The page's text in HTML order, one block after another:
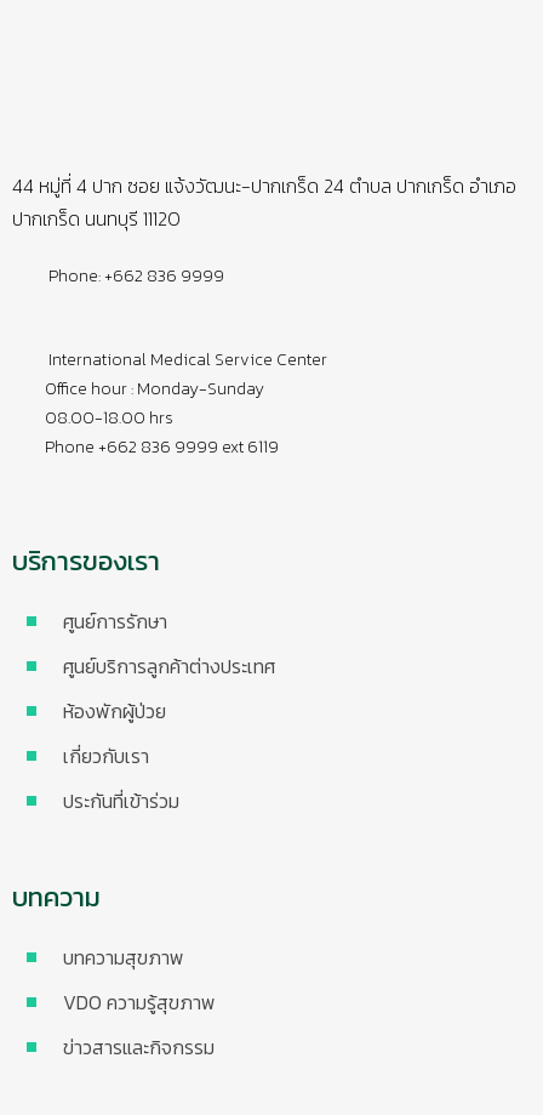
44 หมู่ที่ 4 ปาก ซอย แจ้งวัฒนะ-ปากเกร็ด 24 ตำบล ปากเกร็ด อำเภอ
ปากเกร็ด นนทบุรี 11120
Phone: +662 836 9999
International Medical Service Center
Office hour : Monday-Sunday
08.00-18.00 hrs
Phone +662 836 9999 ext 6119
บริการของเรา
ศูนย์การรักษา
ศูนย์บริการลูกค้าต่างประเทศ
ห้องพักผู้ป่วย
เกี่ยวกับเรา
ประกันที่เข้าร่วม
บทความ
บทความสุขภาพ
VDO ความรู้สุขภาพ
ข่าวสารและกิจกรรม